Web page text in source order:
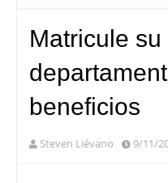
Matricule
beneficios
Steven Liévano 9/11/